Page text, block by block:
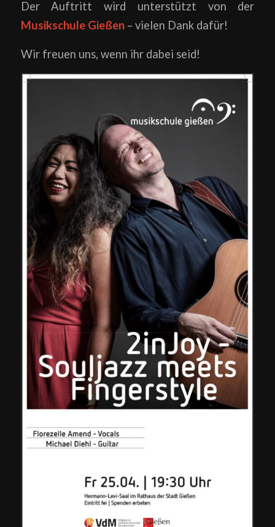
Der Auftritt wird unterstützt von der
Musikschule Gießen– vielen Dank dafür!
Wir freuen uns, wenn ihr dabei seid!